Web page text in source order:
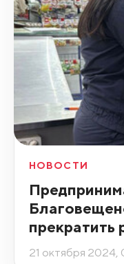
НОВОСТИ
прекратить
21 октября 2024,